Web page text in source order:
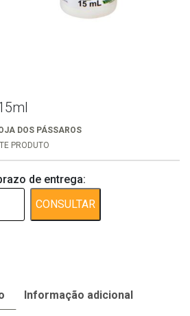
DOS PÁSSAROS
PRODUTO
de entrega:
CONSULTAR
Informação adicional